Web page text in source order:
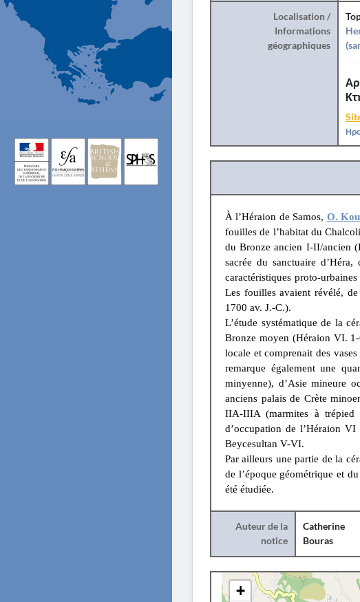
Localisation /
Informations
géographiques
À l’Héraion de Samos, O.
fouilles de l’habitat du
du Bronze ancien I-II/ancien
sacrée du sanctuaire
caractéristiques proto-
Les fouilles avaient révélé,
1700 av. J.-C.).
L’étude systématique de la
Bronze moyen (Héraion VI.
locale et comprenait des
remarque également une
minyenne), d’Asie mineure
anciens palais de Crète
IIA-IIIA (marmites à trépied
d’occupation de l’Héraion
Beycesultan V-VI.
Par ailleurs une partie de la
de l’époque géométrique et
été étudiée.
Auteur de la
notice
Catherine
Bouras
+